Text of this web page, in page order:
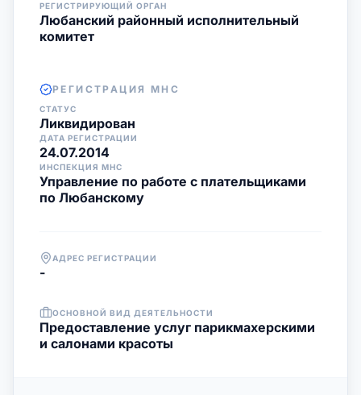
РЕГИСТРИРУЮЩИЙ ОРГАН
Любанский районный исполнительный
комитет
РЕГИСТРАЦИЯ МНС
СТАТУС
Ликвидирован
ДАТА РЕГИСТРАЦИИ
24.07.2014
ИНСПЕКЦИЯ МНС
Управление по работе с плательщиками
по Любанскому
АДРЕС РЕГИСТРАЦИИ
-
ОСНОВНОЙ ВИД ДЕЯТЕЛЬНОСТИ
Предоставление услуг парикмахерскими
и салонами красоты